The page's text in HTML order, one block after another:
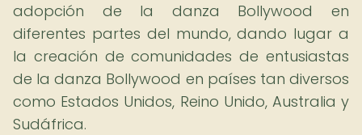
adopción de la danza Bollywood en
diferentes partes del mundo, dando lugar a
la creación de comunidades de entusiastas
de la danza Bollywood en países tan diversos
como Estados Unidos, Reino Unido, Australia y
Sudáfrica.